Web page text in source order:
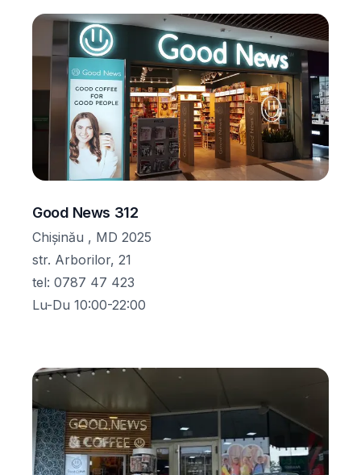
Good News 312
Chișinău , MD 2025
str. Arborilor, 21
tel: 0787 47 423
Lu-Du 10:00-22:00